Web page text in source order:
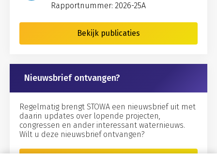
Rapportnummer: 2026-25A
Bekijk publicaties
Nieuwsbrief ontvangen?
Regelmatig brengt STOWA een nieuwsbrief uit met
daarin updates over lopende projecten,
congressen en ander interessant waternieuws.
Wilt u deze nieuwsbrief ontvangen?